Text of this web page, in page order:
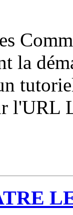
la
l'URL